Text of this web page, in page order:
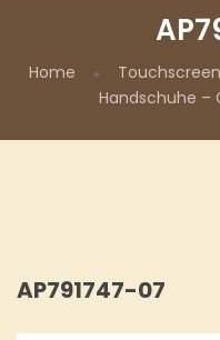
Home
Handschuhe –
AP791747-07